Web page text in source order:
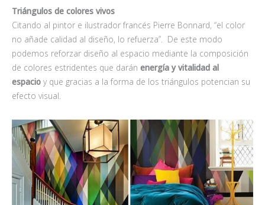
Triángulos de colores vivos
Citando al pintor e ilustrador francés Pierre Bonnard, “el color
no añade calidad al diseño, lo refuerza”. De este modo
podemos reforzar diseño al espacio mediante la composición
de colores estridentes que darán energía y vitalidad al
espacio y que gracias a la forma de los triángulos potencian su
efecto visual.